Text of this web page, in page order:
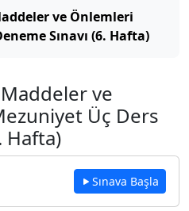
ve Önlemleri
Sınavı (6. Hafta)
Maddeler ve
Üç Ders
Hafta)
Sınava Başla